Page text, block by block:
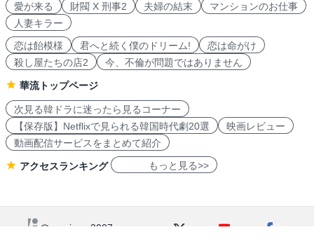
愛が来る 財閥 X 刑事2 夫婦の結末
マンションのお仕事
人妻キラー
恋は飴模様
君へと続く僕のドリーム!
恋は命がけ
殺し屋たちの店2
今、不倫が問題ではありません
華流トップページ
次見る韓ドラに迷ったら見るコーナー
【保存版】Netflixで見られる韓国時代劇20選
映画レビュー
動画配信サービスをまとめて紹介
アクセスランキング もっと見る>>
navicon 2007